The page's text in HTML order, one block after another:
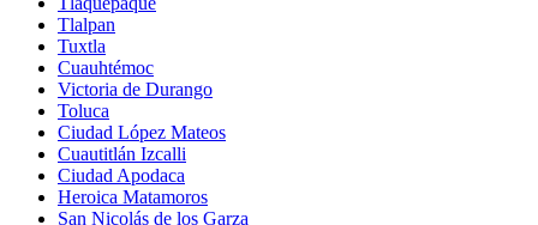
Tlalpan
Tuxtla
Cuauhtémoc
Victoria de Durango
Toluca
Ciudad López Mateos
Cuautitlán Izcalli
Ciudad Apodaca
Heroica Matamoros
San Nicolás de los Garza